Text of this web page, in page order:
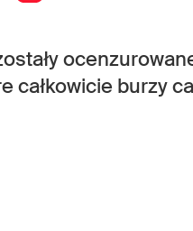
całkowicie burzy